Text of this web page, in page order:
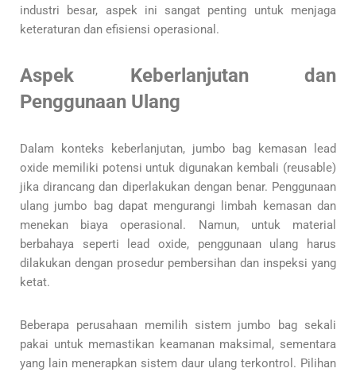
industri besar, aspek ini sangat penting untuk menjaga
keteraturan dan efisiensi operasional.
Aspek Keberlanjutan dan
Penggunaan Ulang
Dalam konteks keberlanjutan, jumbo bag kemasan lead
oxide memiliki potensi untuk digunakan kembali (reusable)
jika dirancang dan diperlakukan dengan benar. Penggunaan
ulang jumbo bag dapat mengurangi limbah kemasan dan
menekan biaya operasional. Namun, untuk material
berbahaya seperti lead oxide, penggunaan ulang harus
dilakukan dengan prosedur pembersihan dan inspeksi yang
ketat.
Beberapa perusahaan memilih sistem jumbo bag sekali
pakai untuk memastikan keamanan maksimal, sementara
yang lain menerapkan sistem daur ulang terkontrol. Pilihan